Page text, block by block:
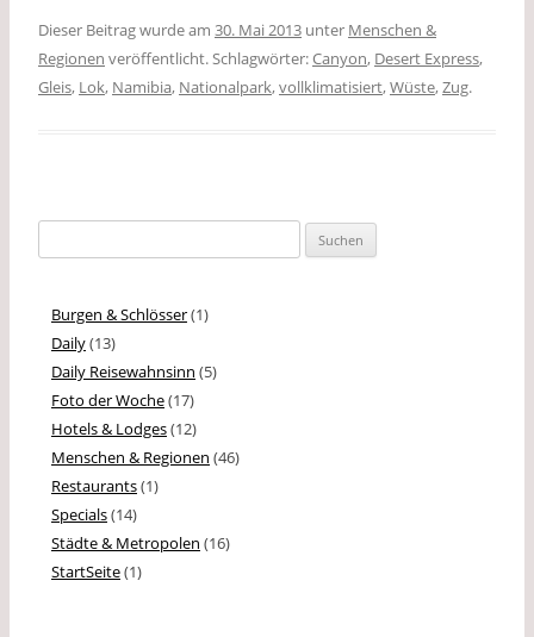
c
e
b
a
i
l
p
y
L
N
G
i
l
e
Dieser Beitrag wurde am 30. Mai 2013 unter Menschen &
Regionen veröffentlicht. Schlagwörter:Canyon, Desert Express,
Gleis, Lok, Namibia, Nationalpark,vollklimatisiert,Wüste,Zug.
nach:
Burgen & Schlösser(1)
Daily(13)
Daily Reisewahnsinn (5)
Foto der Woche(17)
Hotels & Lodges(12)
Menschen & Regionen (46)
Restaurants(1)
Specials(14)
Städte & Metropolen (16)
StartSeite(1)